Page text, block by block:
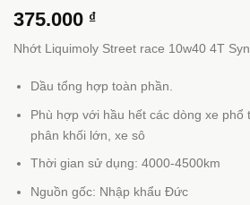
375.000 ₫
Nhớt Liquimoly Street race 10w40 4T
Dầu tổng hợp toàn phần.
Phù hợp với hầu hết các dòng xe phổ
phân khối lớn, xe sô
Thời gian sử dụng: 4000-4500km
Nguồn gốc: Nhập khẩu Đức